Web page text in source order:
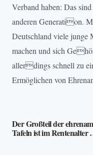
Verband haben: Das
anderen Generation.
Deutschland viele junge
machen und sich
allerdings schnell zu
Ermöglichen von
Der Großteil der
Tafeln ist im Rentenalter